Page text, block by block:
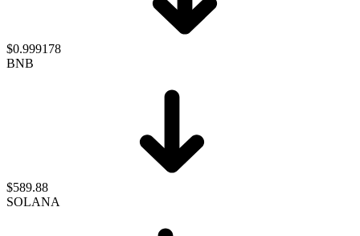
$0.999178
BNB
$589.88
SOLANA